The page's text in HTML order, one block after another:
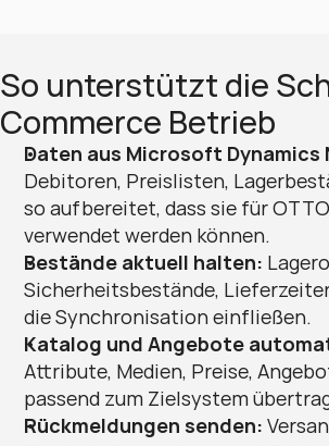
So unterstützt die
Commerce Betrieb
Daten aus Microsoft Dynamics
Debitoren, Preislisten,
so aufbereitet, dass sie für
verwendet werden können.
Bestände aktuell halten:
Sicherheitsbestände,
die Synchronisation einfließen.
Katalog und Angebote
Attribute, Medien, Preise,
passend zum Zielsystem
Rückmeldungen senden: